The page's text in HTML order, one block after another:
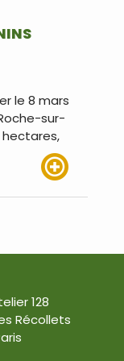
le 8 mars
sur-
128
Récollets